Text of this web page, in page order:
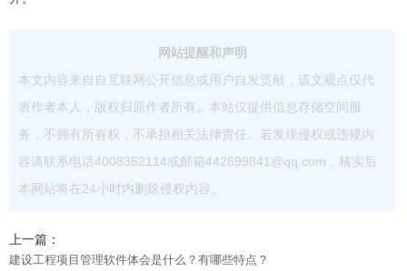
网站提醒和声明
本文内容来自自互联网公开信息或用户自发贡献，该文观点仅代
表作者本人，版权归原作者所有。本站仅提供信息存储空间服
务，不拥有所有权，不承担相关法律责任。若发现侵权或违规内
容请联系电话4008352114或邮箱442699841@qq.com，核实后
本网站将在24小时内删除侵权内容。
上一篇：
建设工程项目管理软件体会是什么？有哪些特点？